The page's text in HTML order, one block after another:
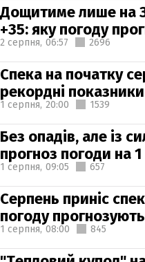
Дощитиме лише на
+35: яку погоду
2 серпня, 06:57 2696
Спека на початку
рекордні
1 серпня, 20:00 1539
Без опадів, але із
прогноз погоди на
1 серпня, 09:05 657
Серпень приніс
погоду прогнозують
1 серпня, 08:00 845